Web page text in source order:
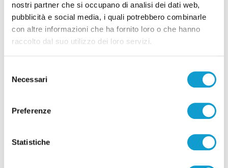
nostri partner che si occupano di analisi dei dati web,
pubblicità e social media, i quali potrebbero combinarle
con altre informazioni che ha fornito loro o che hanno
raccolto dal suo utilizzo dei loro servizi.
delNecessari
Preferenze
Statistiche